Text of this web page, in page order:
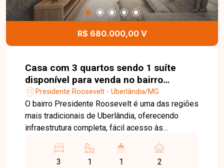
R$ 680.000,00 V
Casa com 3 quartos sendo 1 suíte
disponível para venda no bairro
Presidente Roosevelt em Uberlândia-
MG
Presidente Roosevelt - Uberlândia/MG
O bairro Presidente Roosevelt é uma das regiões
mais tradicionais de Uberlândia, oferecendo
infraestrutura completa, fácil acesso às
supermercados, escolas, farmácias, restaurantes
e diversos serviços. Uma excelente localização
3 1 1 2